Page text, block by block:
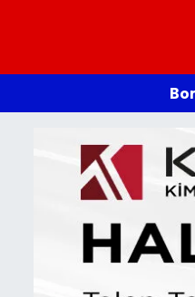
Ekonomi
Emtia